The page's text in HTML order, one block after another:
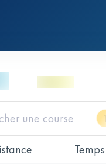
Temps